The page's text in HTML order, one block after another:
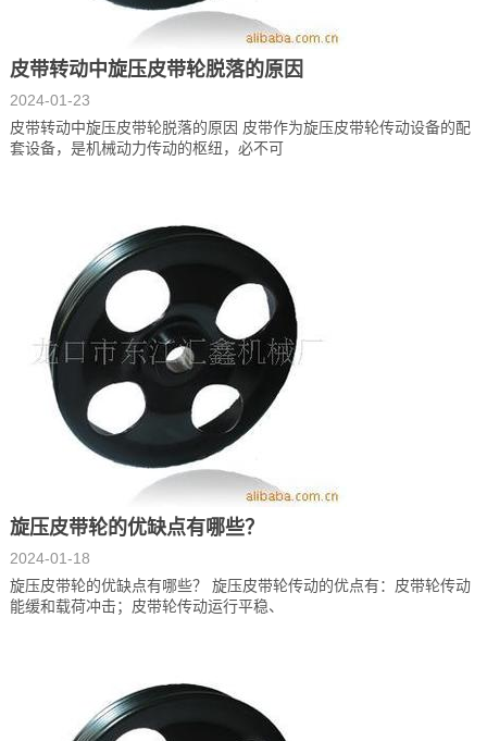
皮带转动中旋压皮带轮脱落的原因
2024-01-23
皮带转动中旋压皮带轮脱落的原因 皮带作为旋压皮带轮传动设备的配
套设备，是机械动力传动的枢纽，必不可
旋压皮带轮的优缺点有哪些？
2024-01-18
旋压皮带轮的优缺点有哪些？ 旋压皮带轮传动的优点有：皮带轮传动
能缓和载荷冲击；皮带轮传动运行平稳、